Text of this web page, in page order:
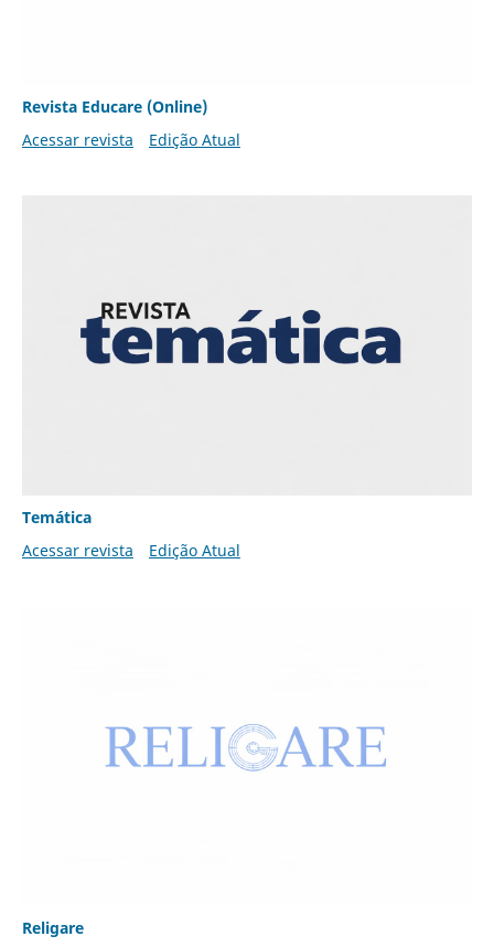
Revista Educare (Online)
Acessar revista
Edição Atual
Temática
Acessar revista
Edição Atual
Religare